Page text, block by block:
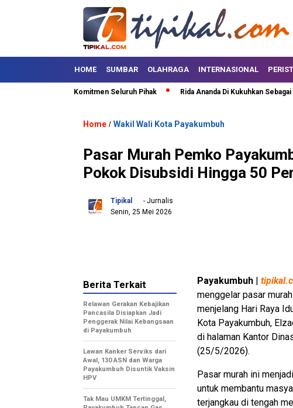
HOME SUMBAR OLAHRAGA INTERNASIONAL
Minta Komitmen Seluruh Pihak Rida Ananda Di Kukuhkan Sebagai
Home / Wakil Wali Kota Payakumbuh
Pasar Murah Pemko
Pokok Disubsidi Hingga 50
Tipikal
- Jurnalis
Senin, 25 Mei 2026
Payakumbuh |
menggelar pasar
menjelang Hari Raya
Kota Payakumbuh,
di halaman Kantor
(25/5/2026).
Pasar murah ini
untuk membantu
terjangkau di tengah
Berita Terkait
Relawan Gerakan Kebajikan
Pancasila Disiapkan Jadi
Penggerak Nilai Kebangsaan
di Payakumbuh
Lawan Kanker Serviks dari
Awal, 130 ASN dan Warga
Payakumbuh Disuntik Vaksin
HPV
Tak Mau UMKM Tertinggal,